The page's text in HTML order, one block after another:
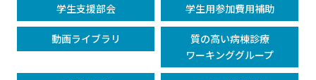
学生支援部会 学生用参加費用補助
動画ライブラリ
質の高い病棟診療
ワーキンググループ